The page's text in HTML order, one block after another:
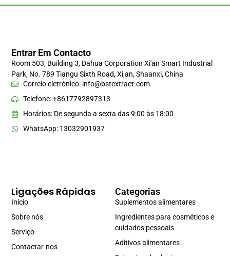
Categorias
Suplementos alimentares
Ingredientes para cosméticos e
cuidados pessoais
Aditivos alimentares
Ligações Rápidas
Início
Sobre nós
Serviço
Contactar-nos
Entrar Em Contacto
Room 503, Building 3, Dahua Corporation Xi'an Smart Industrial
Park, No. 789 Tiangu Sixth Road, Xi,an, Shaanxi, China
Correio eletrónico: info@bstextract.com
Telefone: +8617792897313
Horários: De segunda a sexta das 9:00 às 18:00
WhatsApp: 13032901937